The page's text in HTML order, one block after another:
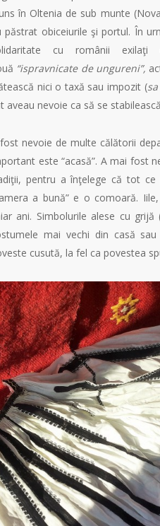
în Oltenia de sub munte
păstrat obiceiurile şi portul. În
cu românii exilaţi
“ispravnicate de ungureni”,
nici o taxă sau impozit (
aveau nevoie ca să se
nevoie de multe călătorii
este “acasă”. A mai fost
pentru a înţelege că tot
a bună” e o comoară.
ani. Simbolurile alese cu
mai vechi din casă
cusută, la fel ca povestea